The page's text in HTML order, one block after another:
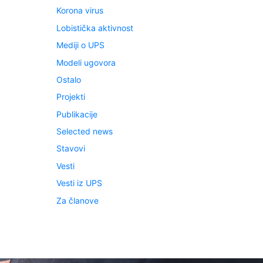
Korona virus
Lobistička aktivnost
Mediji o UPS
Modeli ugovora
Ostalo
Projekti
Publikacije
Selected news
Stavovi
Vesti
Vesti iz UPS
Za članove